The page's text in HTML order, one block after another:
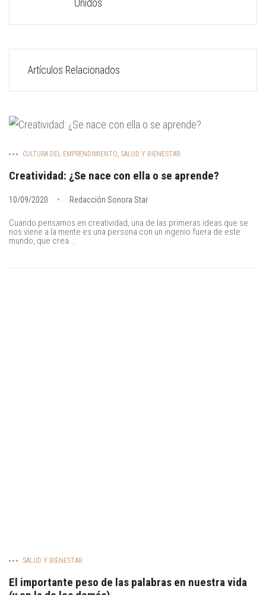
Unidos
Artículos Relacionados
CULTURA DEL EMPRENDIMIENTO, SALUD Y BIENESTAR
Creatividad: ¿Se nace con ella o se aprende?
10/09/2020 Redacción Sonora Star
Cuando pensamos en creatividad, una de las primeras ideas que se
nos viene a la mente es una persona con un ingenio fuera de este
mundo, que crea...
SALUD Y BIENESTAR
El importante peso de las palabras en nuestra vida